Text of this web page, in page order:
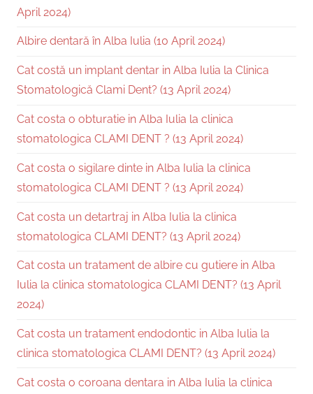
April 2024)
Albire dentară în Alba Iulia (10 April 2024)
Cat costă un implant dentar in Alba Iulia la Clinica
Stomatologică Clami Dent? (13 April 2024)
Cat costa o obturatie in Alba Iulia la clinica
stomatologica CLAMI DENT ? (13 April 2024)
Cat costa o sigilare dinte in Alba Iulia la clinica
stomatologica CLAMI DENT ? (13 April 2024)
Cat costa un detartraj in Alba Iulia la clinica
stomatologica CLAMI DENT? (13 April 2024)
Cat costa un tratament de albire cu gutiere in Alba
Iulia la clinica stomatologica CLAMI DENT? (13 April
2024)
Cat costa un tratament endodontic in Alba Iulia la
clinica stomatologica CLAMI DENT? (13 April 2024)
Cat costa o coroana dentara in Alba Iulia la clinica